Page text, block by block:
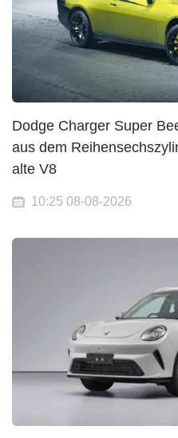
Dodge Charger Super
aus dem
alte V8
10:25 08-08-2026